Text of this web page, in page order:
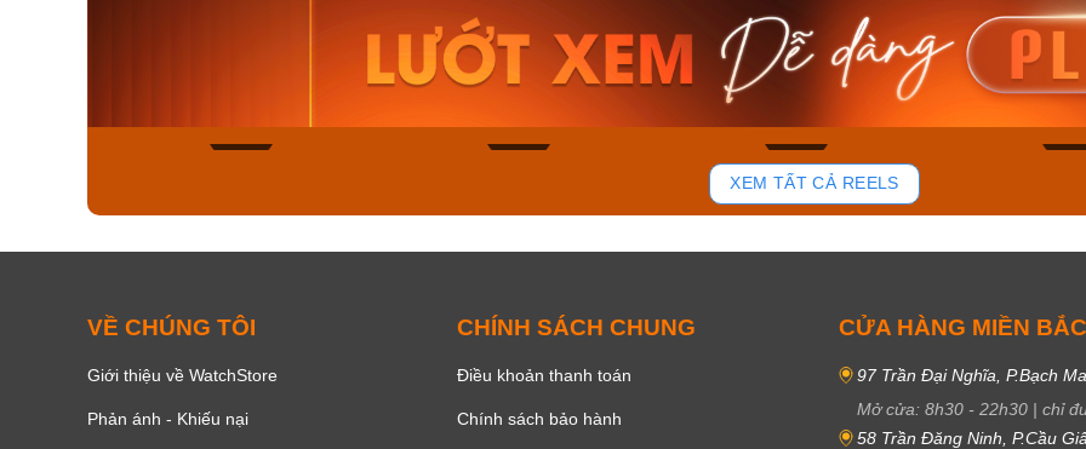
Casio Nam MTS-
115D-1AVDF
2.823.000₫
2.399.550₫
Mua ngay
37
Casio Nam MTS-
RS100L-1AVDF
4.276.000₫
3.634.600₫
Casio
230EL-
Mua
XEM TẤT CẢ REELS
VỀ CHÚNG TÔI
Giới thiệu về WatchStore
Phản ánh - Khiếu nại
CHÍNH SÁCH CHUNG
Điều khoản thanh toán
Chính sách bảo hành
CỬA HÀNG MIỀN BẮC
97 Trần Đại Nghĩa, P.Bạch
Mở cửa: 8h30 - 22h30 | chỉ
58 Trần Đăng Ninh, P.Cầu